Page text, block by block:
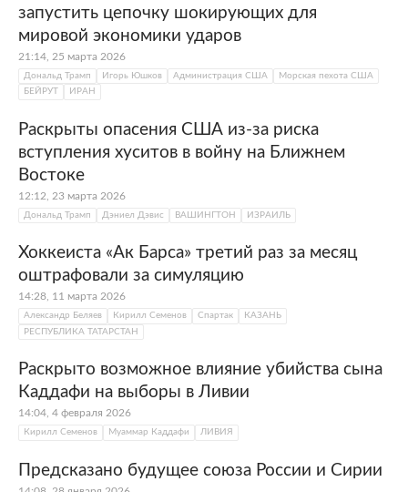
запустить цепочку шокирующих для
мировой экономики ударов
21:14, 25 марта 2026
Дональд Трамп Игорь Юшков Администрация США
Морская пехота США
БЕЙРУТ
ИРАН
Раскрыты опасения США из-за риска
вступления хуситов в войну на Ближнем
Востоке
12:12, 23 марта 2026
Дональд Трамп Дэниел Дэвис ВАШИНГТОН ИЗРАИЛЬ
Хоккеиста «Ак Барса» третий раз за месяц
оштрафовали за симуляцию
14:28, 11 марта 2026
Александр Беляев Кирилл Семенов Спартак
КАЗАНЬ
РЕСПУБЛИКА ТАТАРСТАН
Раскрыто возможное влияние убийства сына
Каддафи на выборы в Ливии
14:04, 4 февраля 2026
Кирилл Семенов Муаммар Каддафи ЛИВИЯ
Предсказано будущее союза России и Сирии